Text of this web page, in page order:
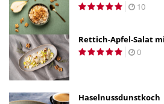
10
Rettich-Apfel-Salat
0
Haselnussdunstkoch